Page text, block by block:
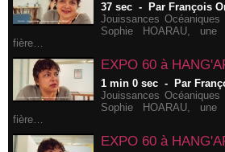
37 sec-
Par François
Jouissances
Sophie HOARAU,
fière…
EXPO 60 à
1 min 0 sec-
Par
Jouissances
Sophie HOARAU,
fière…
EXPO 60 à